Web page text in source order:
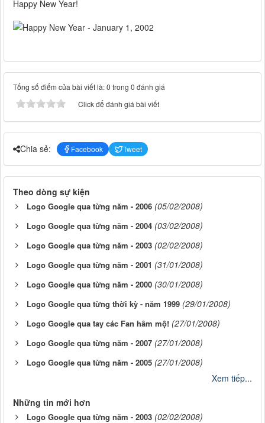
Happy New Year!
Tổng số điểm của bài viết là: 0 trong 0 đánh giá
Click để đánh giá bài viết
Chia sẻ: Facebook Tweet
Theo dòng sự kiện
Logo Google qua từng năm - 2006 (05/02/2008)
Logo Google qua từng năm - 2004 (03/02/2008)
Logo Google qua từng năm - 2003 (02/02/2008)
Logo Google qua từng năm - 2001 (31/01/2008)
Logo Google qua từng năm - 2000 (30/01/2008)
Logo Google qua từng thời kỳ - năm 1999 (29/01/2008)
Logo Google qua tay các Fan hâm mộ! (27/01/2008)
Logo Google qua từng năm - 2007 (27/01/2008)
Logo Google qua từng năm - 2005 (27/01/2008)
Xem tiếp...
Những tin mới hơn
Logo Google qua từng năm - 2003 (02/02/2008)